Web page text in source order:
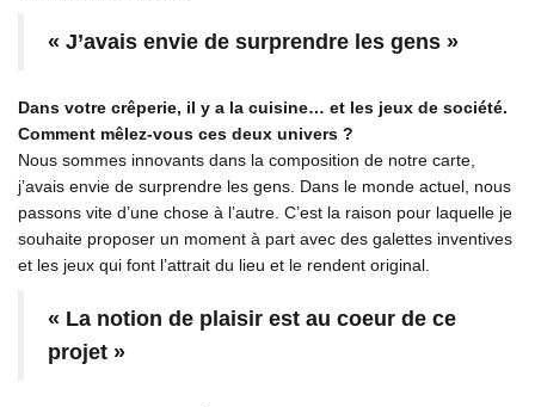
« J’avais envie de surprendre les gens »
Dans votre crêperie, il y a la cuisine… et les jeux de société.
Comment mêlez-vous ces deux univers ?
Nous sommes innovants dans la composition de notre carte,
j’avais envie de surprendre les gens. Dans le monde actuel, nous
passons vite d’une chose à l’autre. C’est la raison pour laquelle je
souhaite proposer un moment à part avec des galettes inventives
et les jeux qui font l’attrait du lieu et le rendent original.
« La notion de plaisir est au coeur de ce
projet »